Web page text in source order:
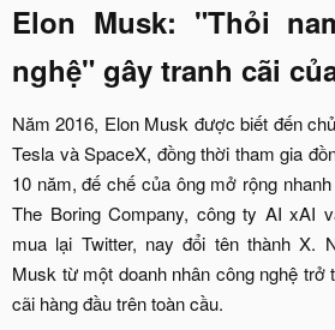
Elon Musk: "Thỏi
nghệ" gây tranh cãi
Năm 2016, Elon Musk được biết đến
Tesla và SpaceX, đồng thời tham gia
10 năm, đế chế của ông mở rộng
The Boring Company, công ty AI xAI
mua lại Twitter, nay đổi tên thành X.
Musk từ một doanh nhân công nghệ trở
cãi hàng đầu trên toàn cầu.